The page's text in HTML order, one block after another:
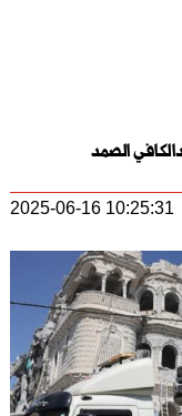
الصمد
2025-06-16 10:25:31